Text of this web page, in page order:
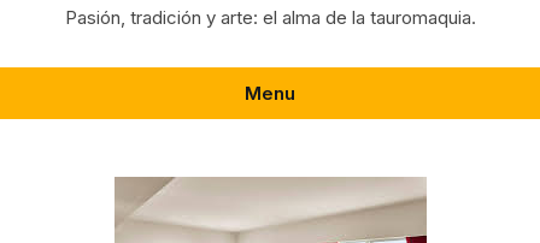
Pasión, tradición y arte: el alma de la tauromaquia.
Menu